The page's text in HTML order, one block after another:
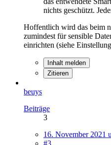
nichts geschützt.
Hoffentlich wird das beim
zumindest für sensible
einrichten (siehe
Inhalt melden
Zitieren
beuys
Beiträge
3
16. November 2021
#3